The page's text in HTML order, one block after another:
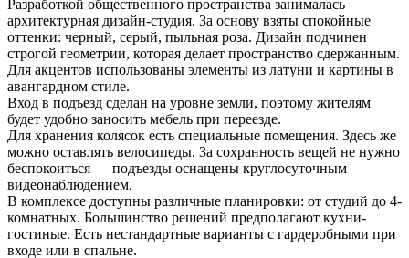
Разработкой общественного пространства занималась
архитектурная дизайн-студия. За основу взяты спокойные
оттенки: черный, серый, пыльная роза. Дизайн подчинен
строгой геометрии, которая делает пространство сдержанным.
Для акцентов использованы элементы из латуни и картины в
авангардном стиле.
Вход в подъезд сделан на уровне земли, поэтому жителям
будет удобно заносить мебель при переезде.
Для хранения колясок есть специальные помещения. Здесь же
можно оставлять велосипеды. За сохранность вещей не нужно
беспокоиться — подъезды оснащены круглосуточным
видеонаблюдением.
В комплексе доступны различные планировки: от студий до 4-
комнатных. Большинство решений предполагают кухни-
гостиные. Есть нестандартные варианты с гардеробными при
входе или в спальне.